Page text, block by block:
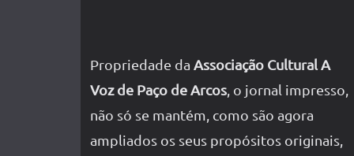
Propriedade da Associação Cultural A
Voz de Paço de Arcos , o jornal impresso,
não só se mantém, como são agora
ampliados os seus propósitos originais,